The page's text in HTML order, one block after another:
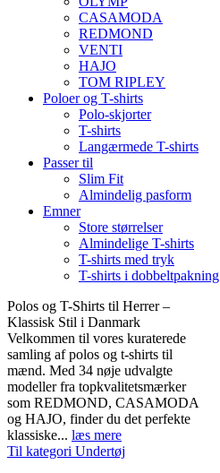
CASAMODA
REDMOND
VENTI
HAJO
TOM RIPLEY
Poloer og T-shirts
Polo-skjorter
T-shirts
Langærmede T-shirts
Passer til
Slim Fit
Almindelig pasform
Emner
Store størrelser
Almindelige T-shirts
T-shirts med tryk
T-shirts i dobbeltpakning
Polos og T-Shirts til Herrer –
Klassisk Stil i Danmark
Velkommen til vores kuraterede
samling af polos og t-shirts til
mænd. Med 34 nøje udvalgte
modeller fra topkvalitetsmærker
som REDMOND, CASAMODA
og HAJO, finder du det perfekte
klassiske... læs mere
Til kategori Undertøj